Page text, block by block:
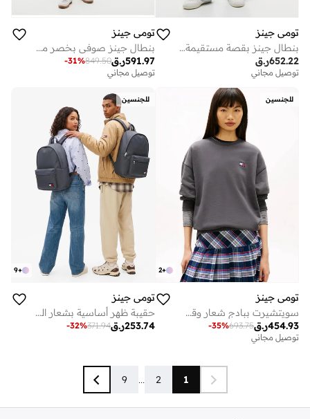
تومي جينز
بنطال جينز بقصة مستقيمة فضفاضة
ر.ق652.22
توصيل مجاني
تومي جينز
بنطال جينز صوفي بخصر منخفض
ر.ق591.97
849.50
-31%
توصيل مجاني
للجنسين
+
2
تومي جينز
سويتشيرت ببادج شعار وقصّة مريحة
ر.ق454.93
693.75
-35%
توصيل مجاني
للجنسين
+
9
تومي جينز
حقيبة ظهر أساسية بشعار القبة
ر.ق253.74
371.94
-32%
1
2
...
9